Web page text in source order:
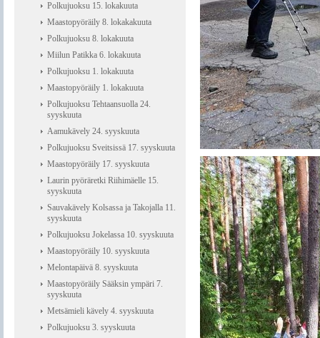
Polkujuoksu 15. lokakuuta
Maastopyöräily 8. lokakakuuta
Polkujuoksu 8. lokakuuta
Miilun Patikka 6. lokakuuta
Polkujuoksu 1. lokakuuta
Maastopyöräily 1. lokakuuta
Polkujuoksu Tehtaansuolla 24.
syyskuuta
Aamukävely 24. syyskuuta
Polkujuoksu Sveitsissä 17. syyskuuta
Maastopyöräily 17. syyskuuta
Laurin pyöräretki Riihimäelle 15.
syyskuuta
Sauvakävely Kolsassa ja Takojalla 11.
syyskuuta
Polkujuoksu Jokelassa 10. syyskuuta
Maastopyöräily 10. syyskuuta
Melontapäivä 8. syyskuuta
Maastopyöräily Sääksin ympäri 7.
syyskuuta
Metsämieli kävely 4. syyskuuta
Polkujuoksu 3. syyskuuta